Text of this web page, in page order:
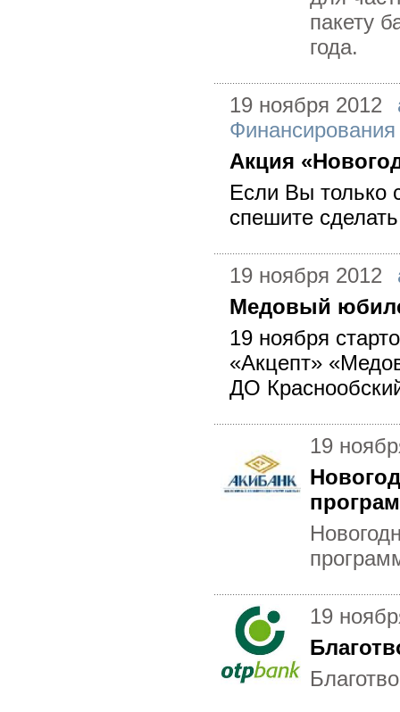
пакету
года.
19 ноября 2012
Финансирования
Акция
Если Вы только
спешите
19 ноября 2012
Медовый
19 ноября
«Акцепт»
ДО
19
19